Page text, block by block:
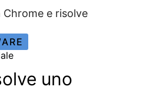
e risolve
uno